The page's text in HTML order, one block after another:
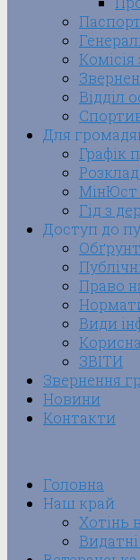
Відділ
Для
Графік
МінЮст
Гід з
Доступ до
Право
Види
ЗВІТИ
Звернення
Новини
Контакти
Головна
Наш край
Хотінь